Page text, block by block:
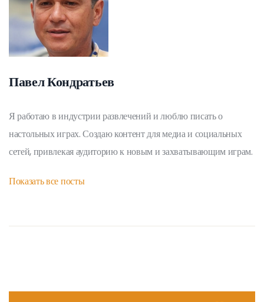
Павел Кондратьев
Я работаю в индустрии развлечений и люблю писать о
настольных играх. Создаю контент для медиа и социальных
сетей, привлекая аудиторию к новым и захватывающим играм.
Показать все посты